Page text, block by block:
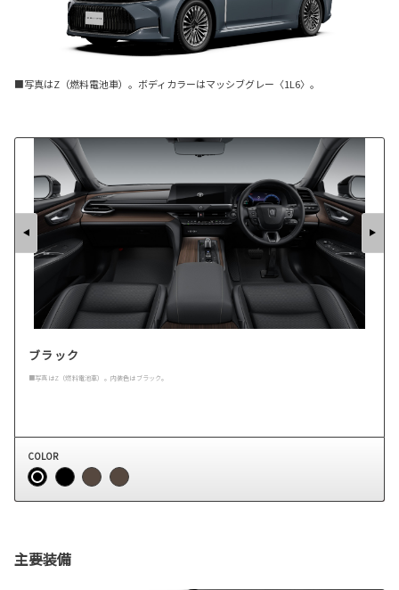
■写真はZ（燃料電池車）。ボディカラーはマッシブグレー〈1L6〉。
ブラック
■写真はZ（燃料電池車）。内装色はブラック。
COLOR
主要装備